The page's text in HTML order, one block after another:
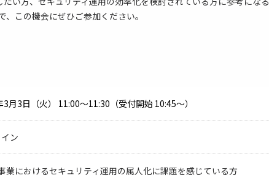
、この機会にぜひご参加ください。
月3日（火） 11:00～11:30（受付開始 10:45～）
ン
業におけるセキュリティ運用の属人化に課題を感じている方